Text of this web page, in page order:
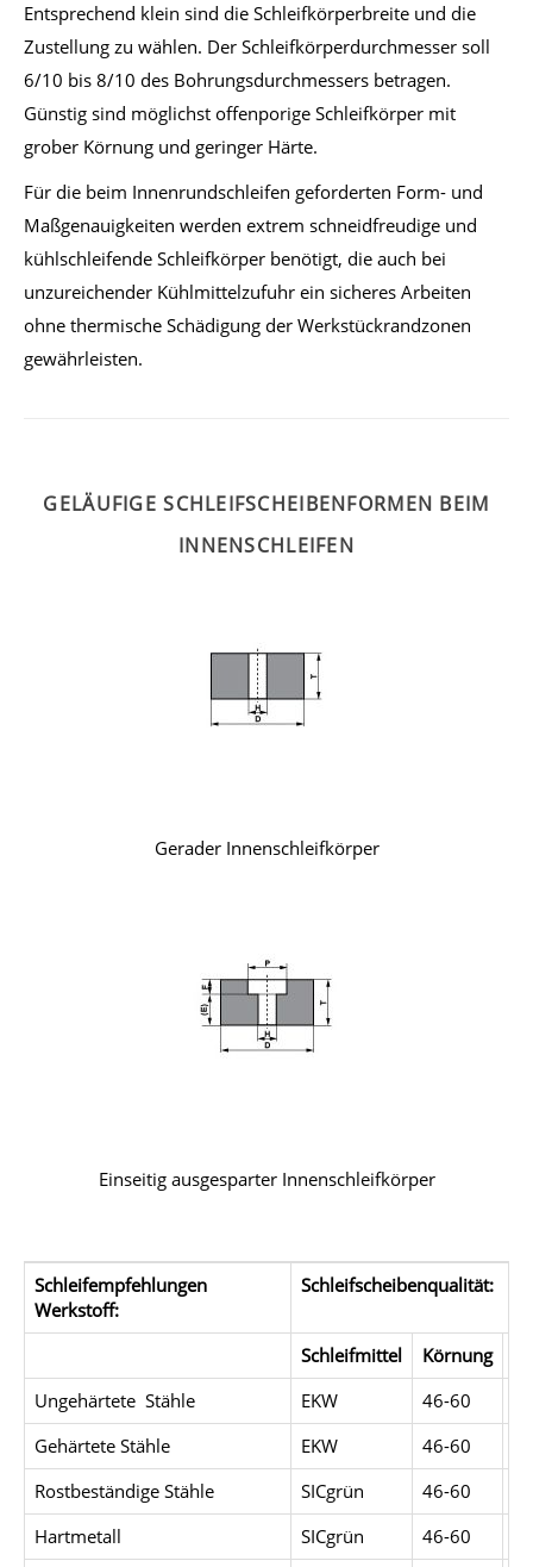
Entsprechend klein sind die Schleifkörperbreite und die
Zustellung zu wählen. Der Schleifkörperdurchmesser soll
6/10 bis 8/10 des Bohrungsdurchmessers betragen.
Günstig sind möglichst offenporige Schleifkörper mit
grober Körnung und geringer Härte.
Für die beim Innenrundschleifen geforderten Form- und
Maßgenauigkeiten werden extrem schneidfreudige und
kühlschleifende Schleifkörper benötigt, die auch bei
unzureichender Kühlmittelzufuhr ein sicheres Arbeiten
ohne thermische Schädigung der Werkstückrandzonen
gewährleisten.
GELÄUFIGE SCHLEIFSCHEIBENFORMEN BEIM
INNENSCHLEIFEN
Gerader Innenschleifkörper
Einseitig ausgesparter Innenschleifkörper
Schleifempfehlungen
Werkstoff:
Schleifscheibenqualität:
Schleifmittel Körnung
Ungehärtete Stähle
EKW 46-60
Gehärtete Stähle
EKW 46-60
Rostbeständige Stähle
SICgrün 46-60
Hartmetall
SICgrün 46-60